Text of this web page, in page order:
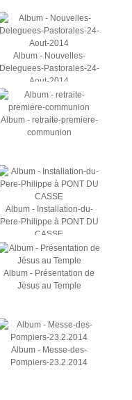
Album - Nouvelles-
Deleguees-Pastorales-24-
Aout-2014
Album - retraite-premiere-
communion
Album - Installation-du-
Pere-Philippe à PONT DU
CASSE
Album - Présentation de
Jésus au Temple
Album - Messe-des-
Pompiers-23.2.2014